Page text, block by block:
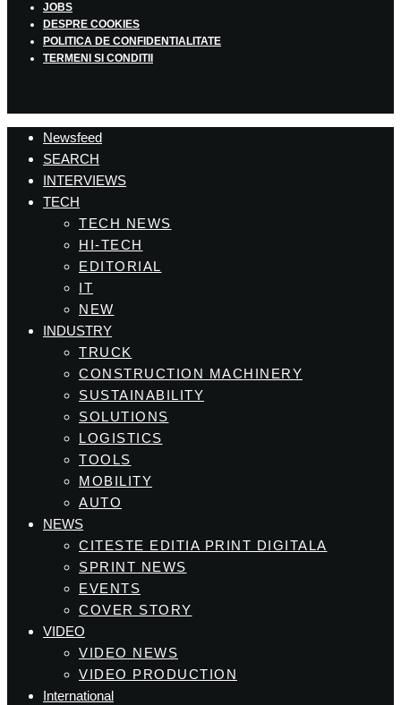
JOBS
DESPRE COOKIES
POLITICA DE CONFIDENTIALITATE
TERMENI SI CONDITII
Newsfeed
SEARCH
INTERVIEWS
TECH
TECH NEWS
HI-TECH
EDITORIAL
IT
NEW
INDUSTRY
TRUCK
CONSTRUCTION MACHINERY
SUSTAINABILITY
SOLUTIONS
LOGISTICS
TOOLS
MOBILITY
AUTO
NEWS
CITESTE EDITIA PRINT DIGITALA
SPRINT NEWS
EVENTS
COVER STORY
VIDEO
VIDEO NEWS
VIDEO PRODUCTION
International